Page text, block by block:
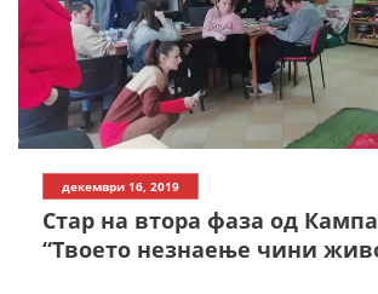
ИСТОРИЈАТ НА ЦКРМ
ИСТОРИЈАТ НА ДВИЖЕЊЕТО
СТРУКТУРА И ОРГАНИЗАЦИОНА
декември 16, 2019
Стар на втора фаза од
“Твоето незнаење чини